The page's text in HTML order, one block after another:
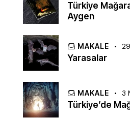
Türkiye
Aygen
MAKALE
Yarasalar
MAKALE 3
Türkiye’de